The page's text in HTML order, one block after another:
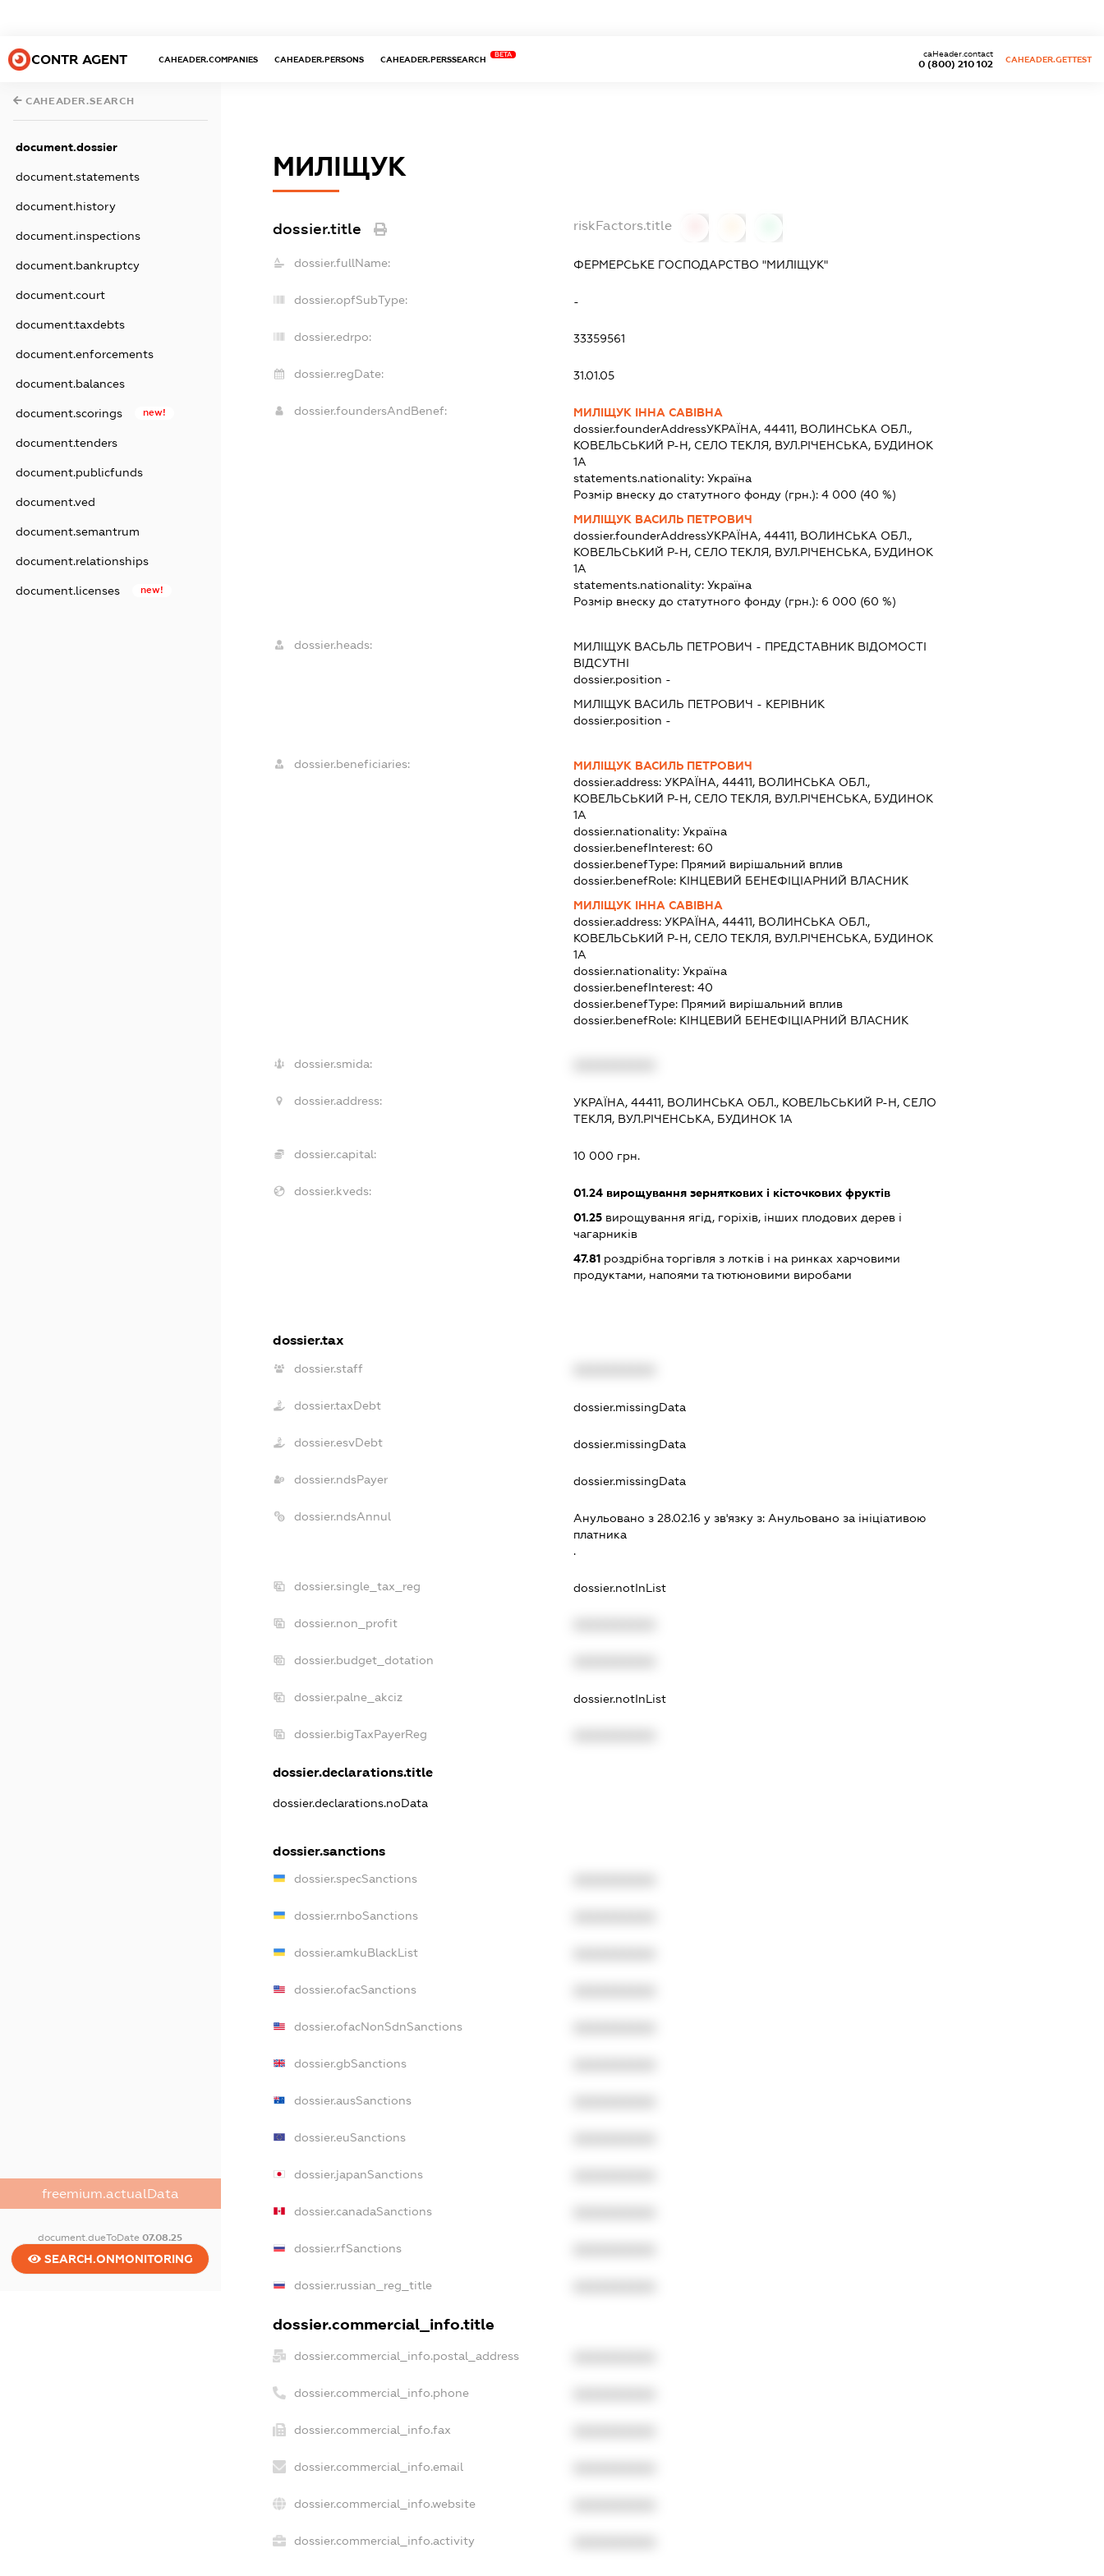
CONTR AGENT CAHEADER.COMPANIES CAHEADER.PERSONS CAHEADER.PERSSEARCH
BETA
0 (800) 210 102
caHeader.contact
CAHEADER.GETTEST
CAHEADER.SEARCH
document.dossier
document.statements
document.history
document.inspections
document.bankruptcy
document.court
document.taxdebts
document.enforcements
document.balances
document.scorings new!
document.tenders
document.publicfunds
document.ved
document.semantrum
document.relationships
document.licenses new!
freemium.actualData
document.dueToDate07.08.25
SEARCH.ONMONITORING
МИЛІЩУК
dossier.title riskFactors.title
dossier.fullName: ФЕРМЕРСЬКЕ ГОСПОДАРСТВО "МИЛІЩУК"
dossier.opfSubType: -
dossier.edrpo: 33359561
dossier.regDate: 31.01.05
dossier.foundersAndBenef:
МИЛІЩУК ІННА САВІВНА
dossier.founderAddressУКРАЇНА, 44411, ВОЛИНСЬКА ОБЛ.,
КОВЕЛЬСЬКИЙ Р-Н, СЕЛО ТЕКЛЯ, ВУЛ.РІЧЕНСЬКА, БУДИНОК
1А
statements.nationality:Україна
Розмір внеску до статутного фонду (грн.):4 000 (40 %)
МИЛІЩУК ВАСИЛЬ ПЕТРОВИЧ
dossier.founderAddressУКРАЇНА, 44411, ВОЛИНСЬКА ОБЛ.,
КОВЕЛЬСЬКИЙ Р-Н, СЕЛО ТЕКЛЯ, ВУЛ.РІЧЕНСЬКА, БУДИНОК
1А
statements.nationality:Україна
Розмір внеску до статутного фонду (грн.): 6 000 (60 %)
dossier.heads: МИЛІЩУК ВАСЬЛЬ ПЕТРОВИЧ - ПРЕДСТАВНИК ВІДОМОСТІ
ВІДСУТНІ
dossier.position -
МИЛІЩУК ВАСИЛЬ ПЕТРОВИЧ - КЕРІВНИК
dossier.position -
dossier.beneficiaries:
МИЛІЩУК ВАСИЛЬ ПЕТРОВИЧ
dossier.address:УКРАЇНА, 44411, ВОЛИНСЬКА ОБЛ.,
КОВЕЛЬСЬКИЙ Р-Н, СЕЛО ТЕКЛЯ, ВУЛ.РІЧЕНСЬКА, БУДИНОК
1А
dossier.nationality:Україна
dossier.benefInterest: 60
dossier.benefType: Прямий вирішальний вплив
dossier.benefRole: КІНЦЕВИЙ БЕНЕФІЦІАРНИЙ ВЛАСНИК
МИЛІЩУК ІННА САВІВНА
dossier.address:УКРАЇНА, 44411, ВОЛИНСЬКА ОБЛ.,
КОВЕЛЬСЬКИЙ Р-Н, СЕЛО ТЕКЛЯ, ВУЛ.РІЧЕНСЬКА, БУДИНОК
1А
dossier.nationality:Україна
dossier.benefInterest:40
dossier.benefType: Прямий вирішальний вплив
dossier.benefRole: КІНЦЕВИЙ БЕНЕФІЦІАРНИЙ ВЛАСНИК
dossier.smida:
dossier.address:
УКРАЇНА, 44411, ВОЛИНСЬКА ОБЛ., КОВЕЛЬСЬКИЙ Р-Н, СЕЛО
ТЕКЛЯ, ВУЛ.РІЧЕНСЬКА, БУДИНОК 1А
dossier.capital: 10 000 грн.
dossier.kveds: 01.24 вирощування зерняткових і кісточкових фруктів
01.25 вирощування ягід, горіхів, інших плодових дерев і
чагарників
47.81 роздрібна торгівля з лотків і на ринках харчовими
продуктами, напоями та тютюновими виробами
dossier.tax
dossier.staff
dossier.taxDebt dossier.missingData
dossier.esvDebt dossier.missingData
dossier.ndsPayer dossier.missingData
dossier.ndsAnnul Анульовано з 28.02.16 у зв'язку з: Анульовано за iнiцiативою
платника
.
dossier.single_tax_reg dossier.notInList
dossier.non_profit
dossier.budget_dotation
dossier.palne_akciz dossier.notInList
dossier.bigTaxPayerReg
dossier.declarations.title
dossier.declarations.noData
dossier.sanctions
dossier.specSanctions
dossier.rnboSanctions
dossier.amkuBlackList
dossier.ofacSanctions
dossier.ofacNonSdnSanctions
dossier.gbSanctions
dossier.ausSanctions
dossier.euSanctions
dossier.japanSanctions
dossier.canadaSanctions
dossier.rfSanctions
dossier.russian_reg_title
dossier.commercial_info.title
dossier.commercial_info.postal_address
dossier.commercial_info.phone
dossier.commercial_info.fax
dossier.commercial_info.email
dossier.commercial_info.website
dossier.commercial_info.activity